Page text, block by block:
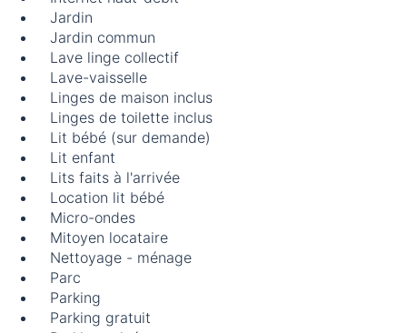
Jardin
Jardin commun
Lave linge collectif
Lave-vaisselle
Linges de maison inclus
Linges de toilette inclus
Lit bébé (sur demande)
Lit enfant
Lits faits à l'arrivée
Location lit bébé
Micro-ondes
Mitoyen locataire
Nettoyage - ménage
Parc
Parking
Parking gratuit